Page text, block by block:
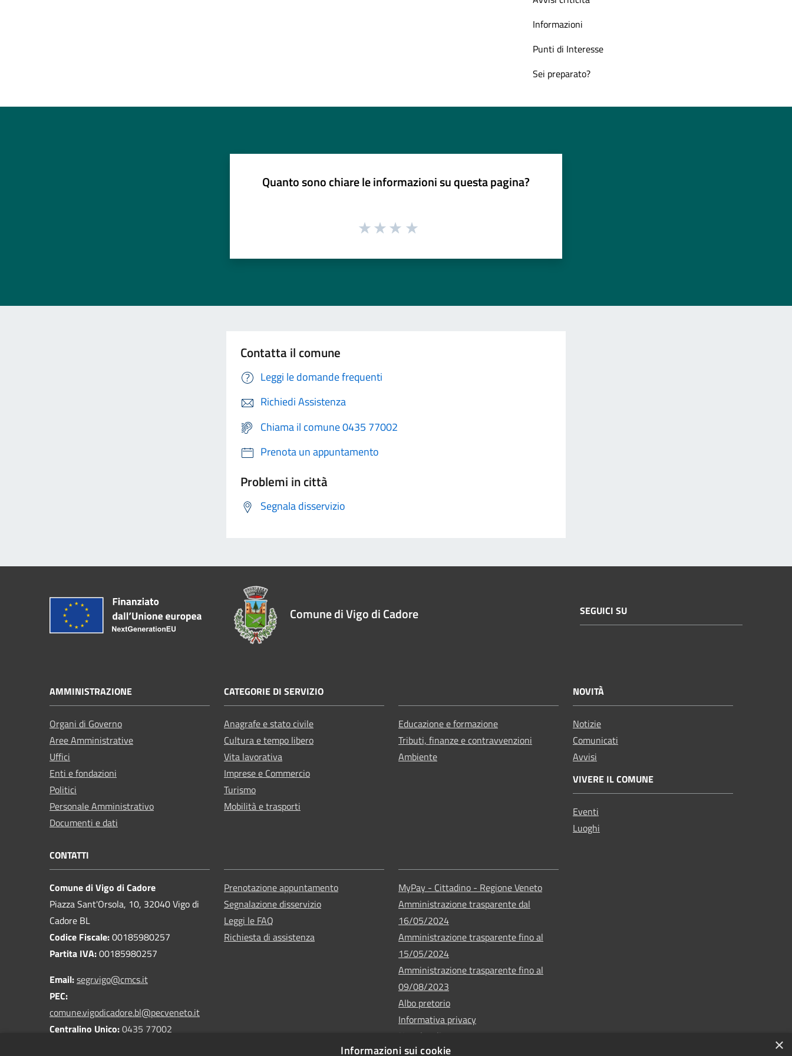
Informazioni
Punti di Interesse
Sei preparato?
Quanto sono chiare le informazioni su questa pagina?
Contatta il comune
Leggi le domande frequenti
Richiedi Assistenza
Chiama il comune 0435 77002
Prenota un appuntamento
Problemi in città
Segnala disservizio
Comune di Vigo di Cadore SEGUICI SU
AMMINISTRAZIONE
Organi di Governo
Aree Amministrative
Uffici
Enti e fondazioni
Politici
Personale Amministrativo
Documenti e dati
CATEGORIE DI SERVIZIO
Anagrafe e stato civile
Cultura e tempo libero
Vita lavorativa
Imprese e Commercio
Turismo
Mobilità e trasporti
Educazione e formazione
Tributi, finanze e contravvenzioni
Ambiente
NOVITÀ
Notizie
Comunicati
Avvisi
VIVERE IL COMUNE
Eventi
Luoghi
CONTATTI
Comune di Vigo di Cadore
Piazza Sant'Orsola, 10, 32040 Vigo di
Cadore BL
Codice Fiscale:00185980257
Partita IVA:00185980257
Email:segr.vigo@cmcs.it
PEC:
comune.vigodicadore.bl@pecveneto.it
Centralino Unico:0435 77002
Prenotazione appuntamento
Segnalazione disservizio
Leggi le FAQ
Richiesta di assistenza
MyPay - Cittadino - Regione Veneto
Amministrazione trasparente dal
16/05/2024
Amministrazione trasparente fino al
15/05/2024
Amministrazione trasparente fino al
09/08/2023
Albo pretorio
Informativa privacy
Note legali
Dichiarazione di accessibilità
×
Informazioni sui cookie